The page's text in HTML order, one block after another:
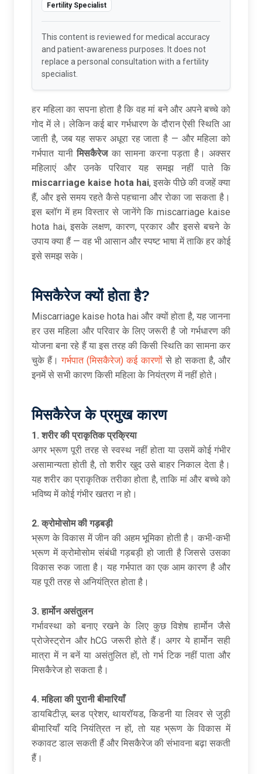
Fertility Specialist
This content is reviewed for medical accuracy
and patient-awareness purposes. It does not
replace a personal consultation with a fertility
specialist.
हर महिला का सपना होता है कि वह मां बने और अपने बच्चे को
गोद में ले। लेकिन कई बार गर्भधारण के दौरान ऐसी स्थिति आ
जाती है, जब यह सफर अधूरा रह जाता है — और महिला को
गर्भपात यानीमिसकैरेजका सामना करना पड़ता है। अक्सर
महिलाएं और उनके परिवार यह समझ नहीं पाते कि
miscarriage kaise hota hai, इसके पीछे की वजहें क्या
हैं, और इसे समय रहते कैसे पहचाना और रोका जा सकता है।
इस ब्लॉग में हम विस्तार से जानेंगे कि miscarriage kaise
hota hai, इसके लक्षण, कारण, प्रकार और इससे बचने के
उपाय क्या हैं — वह भी आसान और स्पष्ट भाषा में ताकि हर कोई
इसे समझ सके।
मिसकैरेज क्यों होता है?
Miscarriage kaise hota hai और क्यों होता है, यह जानना
हर उस महिला और परिवार के लिए जरूरी है जो गर्भधारण की
योजना बना रहे हैं या इस तरह की किसी स्थिति का सामना कर
चुके हैं। गर्भपात (मिसकैरेज) कई कारणोंसे हो सकता है, और
इनमें से सभी कारण किसी महिला के नियंत्रण में नहीं होते।
मिसकैरेज के प्रमुख कारण
1.शरीर की प्राकृतिक प्रक्रिया
अगर भ्रूण पूरी तरह से स्वस्थ नहीं होता या उसमें कोई गंभीर
असामान्यता होती है, तो शरीर खुद उसे बाहर निकाल देता है।
यह शरीर का प्राकृतिक तरीका होता है, ताकि मां और बच्चे को
भविष्य में कोई गंभीर खतरा न हो।
2.क्रोमोसोम की गड़बड़ी
भ्रूण के विकास में जीन की अहम भूमिका होती है। कभी-कभी
भ्रूण में क्रोमोसोम संबंधी गड़बड़ी हो जाती है जिससे उसका
विकास रुक जाता है। यह गर्भपात का एक आम कारण है और
यह पूरी तरह से अनियंत्रित होता है।
3.हार्मोन असंतुलन
गर्भावस्था को बनाए रखने के लिए कुछ विशेष हार्मोन जैसे
प्रोजेस्ट्रोन और hCG जरूरी होते हैं। अगर ये हार्मोन सही
मात्रा में न बनें या असंतुलित हों, तो गर्भ टिक नहीं पाता और
मिसकैरेज हो सकता है।
4.महिला की पुरानी बीमारियाँ
डायबिटीज़, ब्लड प्रेशर, थायरॉयड, किडनी या लिवर से जुड़ी
बीमारियाँ यदि नियंत्रित न हों, तो यह भ्रूण के विकास में
रुकावट डाल सकती हैं और मिसकैरेज की संभावना बढ़ा सकती
हैं।